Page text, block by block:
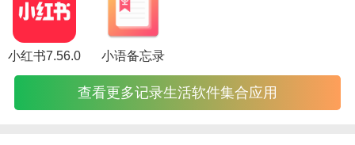
好的使用
小红书7.56.0 小语备忘录
查看更多记录生活软件集合应用